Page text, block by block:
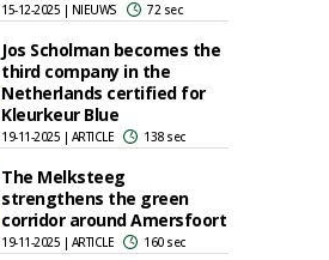
15-12-2025 | NIEUWS 72 sec
Jos Scholman becomes the
third company in the
Netherlands certified for
Kleurkeur Blue
19-11-2025 | ARTICLE 138 sec
The Melksteeg
strengthens the green
corridor around Amersfoort
19-11-2025 | ARTICLE 160 sec